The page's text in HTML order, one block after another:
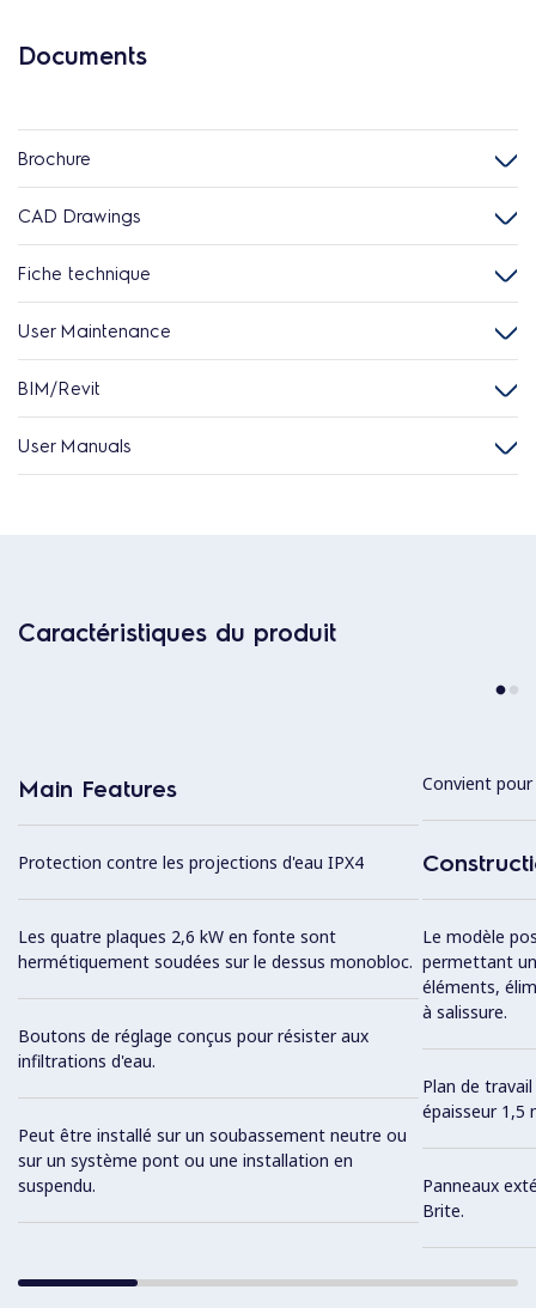
Documents
Brochure
CAD Drawings
Fiche technique
User Maintenance
BIM/Revit
User Manuals
Caractéristiques du produit
Main Features
Protection contre les projections d'eau IPX4
Les quatre plaques 2,6 kW en fonte sont
hermétiquement soudées sur le dessus monobloc.
Boutons de réglage conçus pour résister aux
infiltrations d'eau.
Peut être installé sur un soubassement neutre ou
sur un système pont ou une installation en
suspendu.
Convient
Le modèle
permettant
éléments,
à salissure.
Plan de
épaisseur 1,5
Panneaux
Brite.